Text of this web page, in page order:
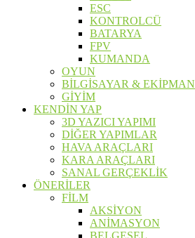
ESC
KONTROLCÜ
BATARYA
FPV
KUMANDA
OYUN
BİLGİSAYAR & EKİPMAN
GİYİM
KENDİN YAP
3D YAZICI YAPIMI
DİĞER YAPIMLAR
HAVA ARAÇLARI
KARA ARAÇLARI
SANAL GERÇEKLİK
ÖNERİLER
FİLM
AKSİYON
ANİMASYON
BELGESEL